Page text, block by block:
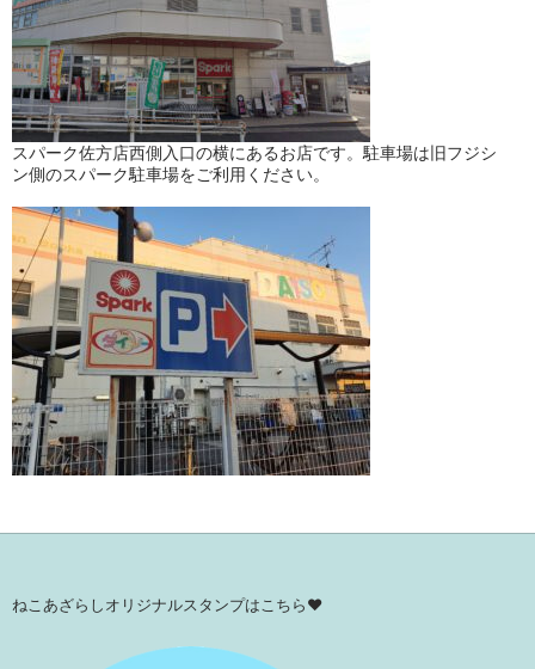
スパーク佐方店西側入口の横にあるお店です。駐車場は旧フジシ
ン側のスパーク駐車場をご利用ください。
ねこあざらしオリジナルスタンプはこちら♥